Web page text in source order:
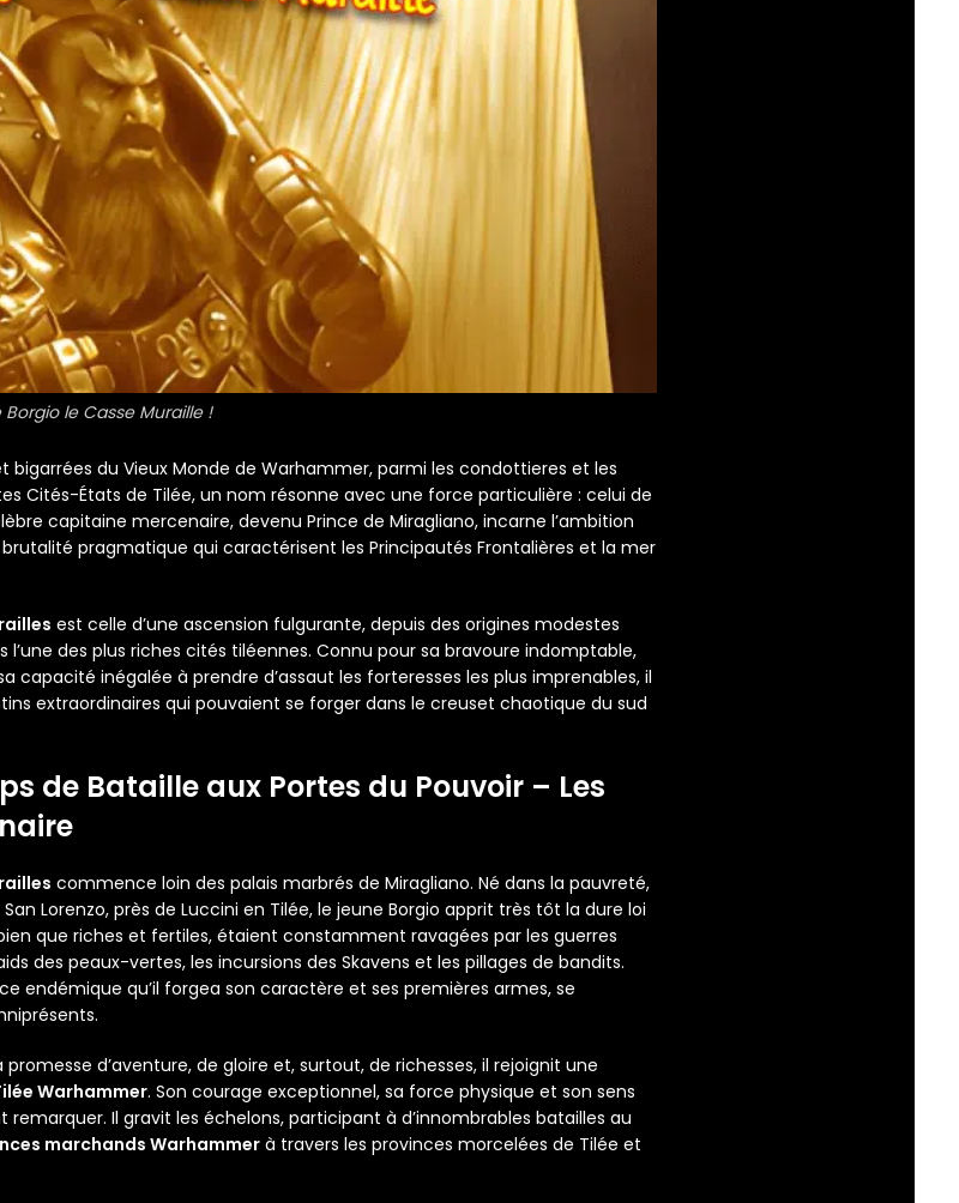
le Casse Muraille !
bigarrées du Vieux Monde de Warhammer, parmi les condottieres et les
Cités-États de Tilée, un nom résonne avec une force particulière : celui de
capitaine mercenaire, devenu Prince de Miragliano, incarne l’ambition
pragmatique qui caractérisent les Principautés Frontalières et la mer
est celle d’une ascension fulgurante, depuis des origines modestes
l’une des plus riches cités tiléennes. Connu pour sa bravoure indomptable,
capacité inégalée à prendre d’assaut les forteresses les plus imprenables, il
extraordinaires qui pouvaient se forger dans le creuset chaotique du sud
de Bataille aux Portes du Pouvoir – Les
commence loin des palais marbrés de Miragliano. Né dans la pauvreté,
Lorenzo, près de Luccini en Tilée, le jeune Borgio apprit très tôt la dure loi
que riches et fertiles, étaient constamment ravagées par les guerres
des peaux-vertes, les incursions des Skavens et les pillages de bandits.
endémique qu’il forgea son caractère et ses premières armes, se
promesse d’aventure, de gloire et, surtout, de richesses, il rejoignit une
Warhammer. Son courage exceptionnel, sa force physique et son sens
Il gravit les échelons, participant à d’innombrables batailles au
marchands Warhammer à travers les provinces morcelées de Tilée et